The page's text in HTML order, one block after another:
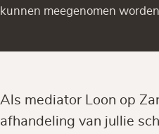
kunnen meegenomen
Als mediator Loon op
afhandeling van jullie